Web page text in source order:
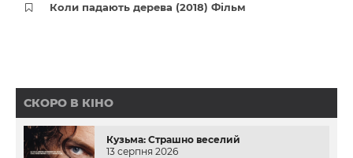
Коли падають дерева (2018) Фільм
СКОРО В КІНО
Кузьма: Страшно веселий
13 серпня 2026